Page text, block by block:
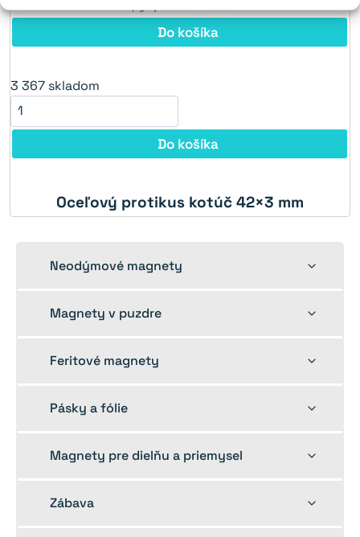
Do košíka
3 367 skladom
Do košíka
Oceľový protikus kotúč 42×3 mm
Neodýmové magnety
Toggle
Magnety v puzdre
Toggle
Feritové magnety
Toggle
Pásky a fólie
Toggle
Magnety pre dielňu a priemysel
Toggle
Zábava
Toggle